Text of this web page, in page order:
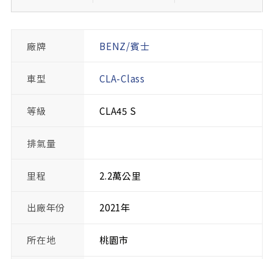
廠牌 BENZ/賓士
車型 CLA-Class
等級 CLA45 S
排氣量
里程 2.2萬公里
出廠年份 2021年
所在地 桃園市